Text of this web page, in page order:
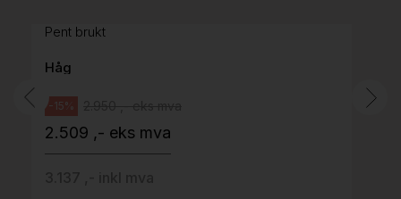
Pent brukt
Håg
-15%
2.509 ,- eks mva